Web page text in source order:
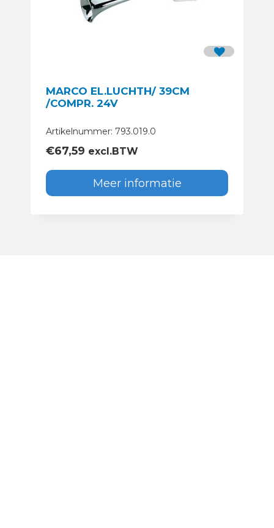
MARCO EL.LUCHTH/ 39CM
/COMPR. 24V
Artikelnummer: 793.019.0
€67,59 excl.BTW
Meer informatie